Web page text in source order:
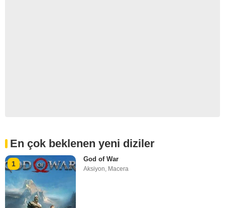
En çok beklenen yeni diziler
1
God of War
Aksiyon, Macera